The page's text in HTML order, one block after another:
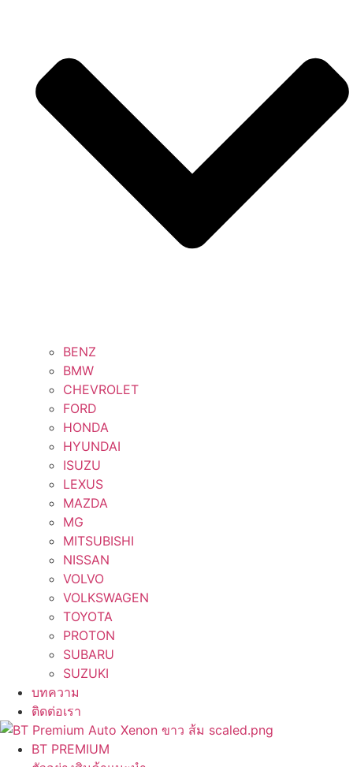
BENZ
BMW
CHEVROLET
FORD
HONDA
HYUNDAI
ISUZU
LEXUS
MAZDA
MG
MITSUBISHI
NISSAN
VOLVO
VOLKSWAGEN
TOYOTA
PROTON
SUBARU
SUZUKI
บทความ
ติดต่อเรา
BT PREMIUM